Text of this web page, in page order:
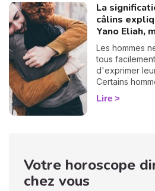
La
câlins
Yano Eliah,
Les hommes
tous
d'exprimer
Certains
habitués à
sentiments,
langage
pouvez
Lire
Votre horoscope
chez vous